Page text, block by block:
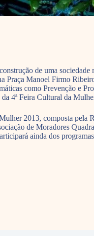
de uma
Praça Manoel Firmo
como Prevenção e
4ª Feira Cultural da
2013, composta
de Moradores
ainda dos